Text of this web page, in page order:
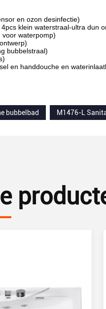
en ozon desinfectie)
klein waterstraal-ultra dun
waterpomp)
bubbelstraal)
en handdouche en
bubbelbad M1476-L